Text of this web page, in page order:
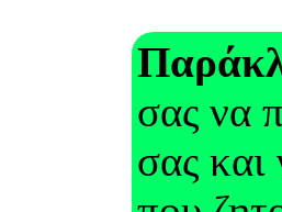
σας να
σας και